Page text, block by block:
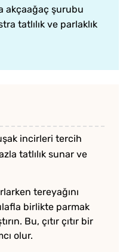
akçaağaç şurubu
tatlılık ve parlaklık
incirleri tercih
tatlılık sunar ve
tereyağını
birlikte parmak
Bu, çıtır çıtır bir
olur.